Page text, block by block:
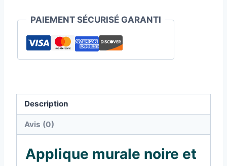
PAIEMENT SÉCURISÉ GARANTI
Description
Avis (0)
Applique murale noire et